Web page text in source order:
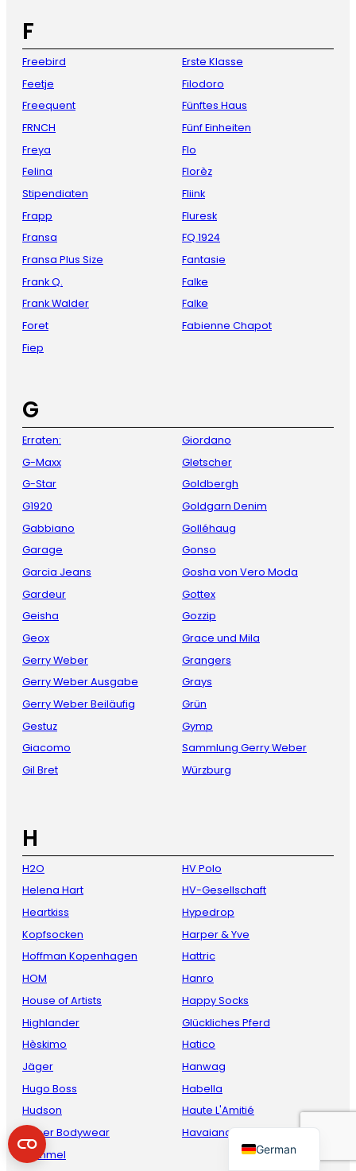
F
Freebird
Feetje
Freequent
FRNCH
Freya
Felina
Stipendiaten
Frapp
Fransa
Fransa Plus Size
Frank Q.
Frank Walder
Foret
Fiep
Erste Klasse
Filodoro
Fünftes Haus
Fünf Einheiten
Flo
Florèz
Fliink
Fluresk
FQ 1924
Fantasie
Falke
Falke
Fabienne Chapot
G
Erraten:
G-Maxx
G-Star
G1920
Gabbiano
Garage
Garcia Jeans
Gardeur
Geisha
Geox
Gerry Weber
Gerry Weber Ausgabe
Gerry Weber Beiläufig
Gestuz
Giacomo
Gil Bret
Giordano
Gletscher
Goldbergh
Goldgarn Denim
Golléhaug
Gonso
Gosha von Vero Moda
Gottex
Gozzip
Grace und Mila
Grangers
Grays
Grün
Gymp
Sammlung Gerry Weber
Würzburg
H
H2O
Helena Hart
Heartkiss
Kopfsocken
Hoffman Kopenhagen
HOM
House of Artists
Highlander
Hèskimo
Jäger
Hugo Boss
Hudson
Huber Bodywear
Hummel
HV Polo
HV-Gesellschaft
Hypedrop
Harper & Yve
Hattric
Hanro
Happy Socks
Glückliches Pferd
Hatico
Hanwag
Habella
Haute L'Amitié
Havaianas
German
Danish